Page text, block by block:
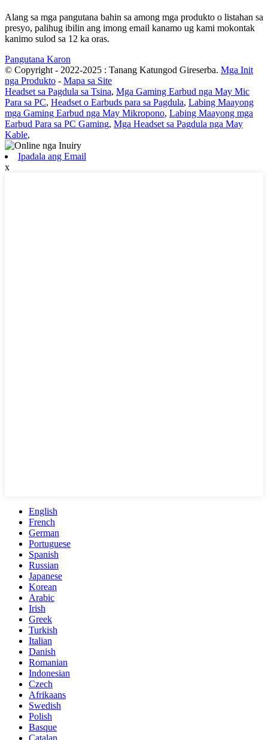
Alang sa mga pangutana bahin sa among mga produkto o listahan sa
presyo, palihug ibilin ang imong email kanamo ug kami mokontak
kanimo sulod sa 12 ka oras.
Pangutana Karon
© Copyright - 2022-2025 : Tanang Katungod Gireserba. Mga Init
nga Produkto - Mapa sa Site
Headset sa Pagdula sa Tsina, Mga Gaming Earbud nga May Mic
Para sa PC, Headset o Earbuds para sa Pagdula, Labing Maayong
mga Gaming Earbud nga May Mikropono, Labing Maayong mga
Earbud Para sa PC Gaming, Mga Headset sa Pagdula nga May
Kable,
Ipadala ang Email
x
English
French
German
Portuguese
Spanish
Russian
Japanese
Korean
Arabic
Irish
Greek
Turkish
Italian
Danish
Romanian
Indonesian
Czech
Afrikaans
Swedish
Polish
Basque
Catalan